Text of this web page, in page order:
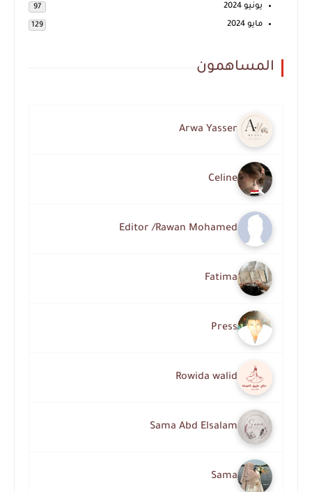
يونيو 2024 97
مايو 2024 129
المساهمون
Arwa Yasser
Celine
Editor /Rawan Mohamed
Fatima
Press
Rowida walid
Sama Abd Elsalam
Sama